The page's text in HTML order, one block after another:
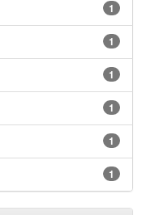
1
1
1
1
1
1